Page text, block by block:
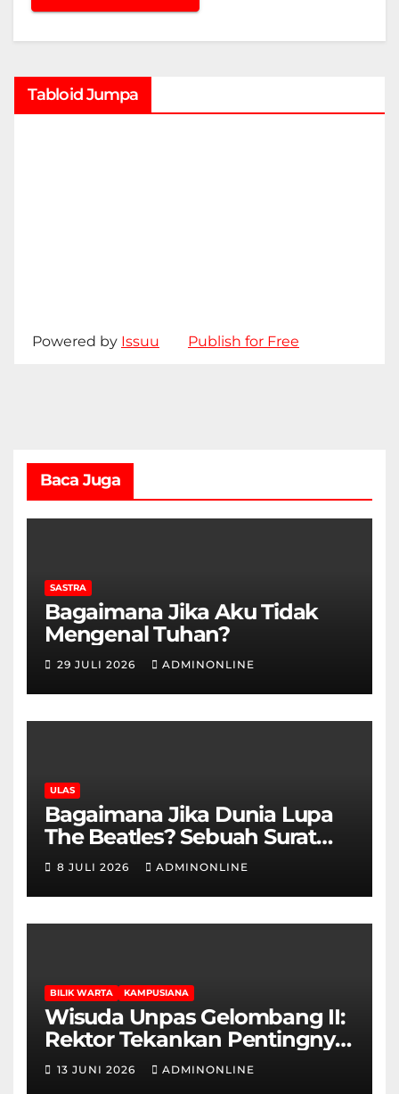
Tabloid Jumpa
Powered by Issuu Publish for Free
Baca Juga
SASTRA
Bagaimana Jika Aku Tidak
Mengenal Tuhan?
29 JULI 2026 ADMINONLINE
ULAS
Bagaimana Jika Dunia Lupa
The Beatles? Sebuah Surat
Cinta dan Kritik
8 JULI 2026 ADMINONLINE
BILIK WARTA KAMPUSIANA
Wisuda Unpas Gelombang II:
Rektor Tekankan Pentingnya
Sertifikasi Keahlian
13 JUNI 2026 ADMINONLINE